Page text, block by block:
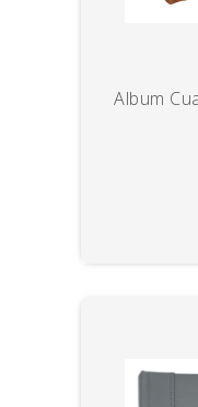
Album